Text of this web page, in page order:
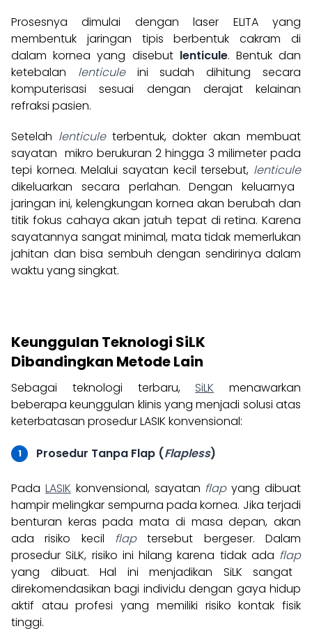
Prosesnya dimulai dengan laser ELITA yang
membentuk jaringan tipis berbentuk cakram di
dalam kornea yang disebut lenticule. Bentuk dan
ketebalan lenticuleini sudah dihitung secara
komputerisasi sesuai dengan derajat kelainan
refraksi pasien.
Setelah lenticuleterbentuk, dokter akan membuat
sayatan mikro berukuran 2 hingga 3 milimeter pada
tepi kornea. Melalui sayatan kecil tersebut, lenticule
dikeluarkan secara perlahan. Dengan keluarnya
jaringan ini, kelengkungan kornea akan berubah dan
titik fokus cahaya akan jatuh tepat di retina. Karena
sayatannya sangat minimal, mata tidak memerlukan
jahitan dan bisa sembuh dengan sendirinya dalam
waktu yang singkat.
Keunggulan Teknologi SiLK
Dibandingkan Metode Lain
Sebagai teknologi terbaru, SiLK menawarkan
beberapa keunggulan klinis yang menjadi solusi atas
keterbatasan prosedur LASIK konvensional:
Prosedur Tanpa Flap (Flapless)
Pada LASIK konvensional, sayatan flapyang dibuat
hampir melingkar sempurna pada kornea. Jika terjadi
benturan keras pada mata di masa depan, akan
ada risiko kecil flaptersebut bergeser. Dalam
prosedur SiLK, risiko ini hilang karena tidak ada flap
yang dibuat. Hal ini menjadikan SiLK sangat
direkomendasikan bagi individu dengan gaya hidup
aktif atau profesi yang memiliki risiko kontak fisik
tinggi.